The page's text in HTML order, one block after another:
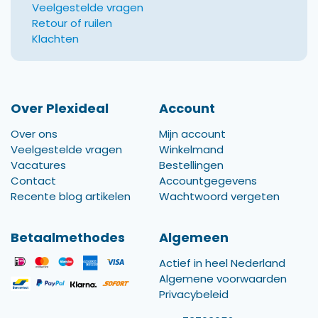
Veelgestelde vragen
Retour of ruilen
Klachten
Over Plexideal
Over ons
Veelgestelde vragen
Vacatures
Contact
Recente blog artikelen
Account
Mijn account
Winkelmand
Bestellingen
Accountgegevens
Wachtwoord vergeten
Betaalmethodes Algemeen
Actief in heel Nederland
Algemene voorwaarden
Privacybeleid